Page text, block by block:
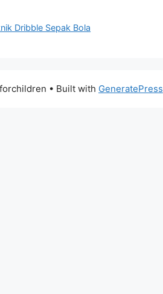
Dribble Sepak Bola
• Built with GeneratePress